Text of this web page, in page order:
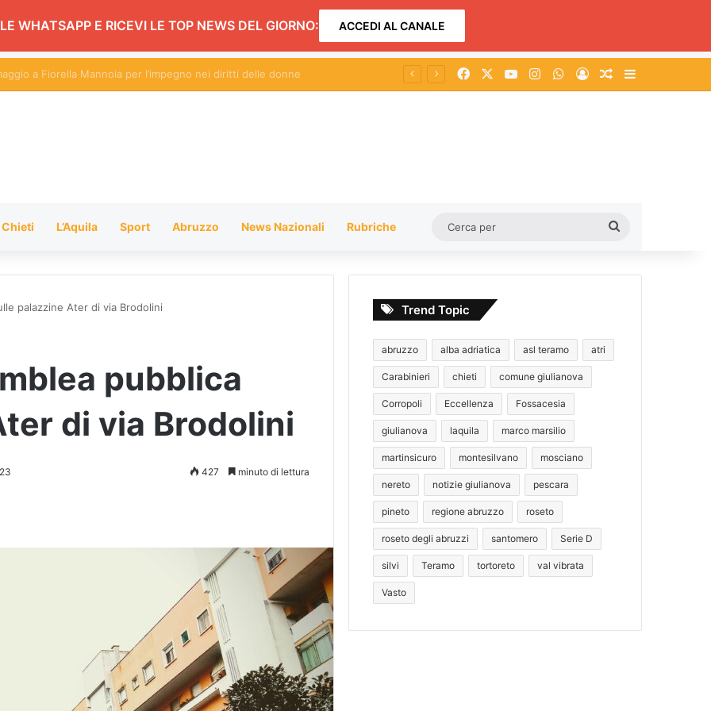
WHATSAPP E RICEVI LE TOP NEWS DEL GIORNO: ACCEDI AL CANALE
tanti concerti con la grande musica jazz e lirica Facebook You TubeInstagramWhatsApp
AccediUn articolo a
Chieti L’Aquila Sport Abruzzo News Nazionali Rubriche
palazzine Ater di via Brodolini
pubblica
di via Brodolini
427 minuto di lettura
Trend Topic
abruzzo alba adriatica asl teramo atri
Carabinieri chieti comune giulianova
Corropoli Eccellenza Fossacesia
giulianova laquila marco marsilio
martinsicuro montesilvano mosciano
nereto notizie giulianova pescara
pineto regione abruzzo roseto
roseto degli abruzzi santomero Serie D
silvi Teramo tortoreto val vibrata
Vasto